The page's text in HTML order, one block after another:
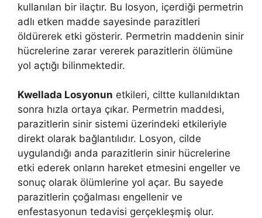
kullanılan bir ilaçtır. Bu losyon, içerdiği permetrin
adlı etken madde sayesinde parazitleri
öldürerek etki gösterir. Permetrin maddenin sinir
hücrelerine zarar vererek parazitlerin ölümüne
yol açtığı bilinmektedir.
Kwellada Losyonun etkileri, ciltte kullanıldıktan
sonra hızla ortaya çıkar. Permetrin maddesi,
parazitlerin sinir sistemi üzerindeki etkileriyle
direkt olarak bağlantılıdır. Losyon, cilde
uygulandığı anda parazitlerin sinir hücrelerine
etki ederek onların hareket etmesini engeller ve
sonuç olarak ölümlerine yol açar. Bu sayede
parazitlerin çoğalması engellenir ve
enfestasyonun tedavisi gerçekleşmiş olur.